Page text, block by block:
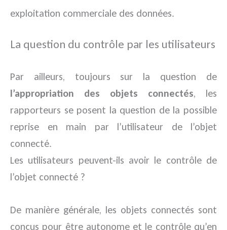
exploitation commerciale des données.
La question du contrôle par les utilisateurs
Par ailleurs, toujours sur la question de
l’appropriation des objets connectés, les
rapporteurs se posent la question de la possible
reprise en main par l’utilisateur de l’objet
connecté.
Les utilisateurs peuvent-ils avoir le contrôle de
l’objet connecté ?
De manière générale, les objets connectés sont
conçus pour être autonome et le contrôle qu’en